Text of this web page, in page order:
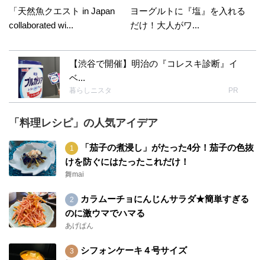
「天然魚クエスト in Japan
collaborated wi...
ヨーグルトに『塩』を入れる
だけ！大人がワ...
【渋谷で開催】明治の『コレスキ診断』イ
ベ...
暮らしニスタ PR
「料理レシピ」の人気アイデア
「茄子の煮浸し」がたった4分！茄子の色抜
けを防ぐにはたったこれだけ！
舞mai
カラムーチョにんじんサラダ★簡単すぎる
のに激ウマでハマる
あげぱん
シフォンケーキ４号サイズ